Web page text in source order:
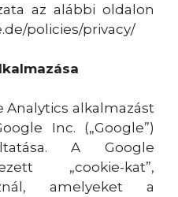
az alábbi oldalon
policies/privacy/
Analytics alkalmazást
Inc. („Google”)
A Google
„cookie-kat”,
amelyeket a